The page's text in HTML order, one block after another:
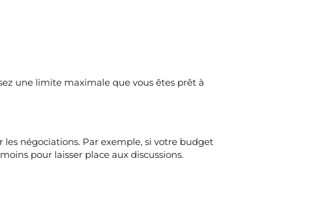
une limite maximale que vous êtes prêt à
négociations. Par exemple, si votre budget
pour laisser place aux discussions.